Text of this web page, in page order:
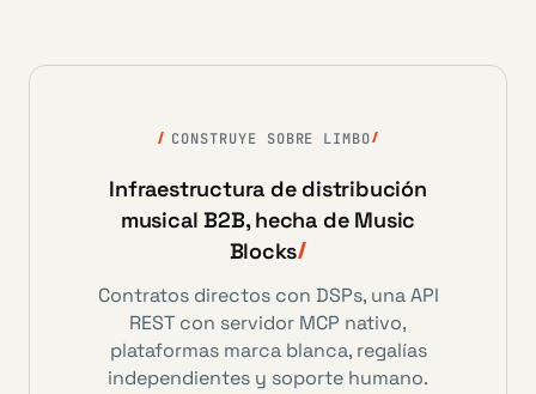
CONSTRUYE SOBRE LIMBO
Infraestructura de distribución
musical B2B, hecha de Music
Blocks
Contratos directos con DSPs, una API
REST con servidor MCP nativo,
plataformas marca blanca, regalías
independientes y soporte humano.